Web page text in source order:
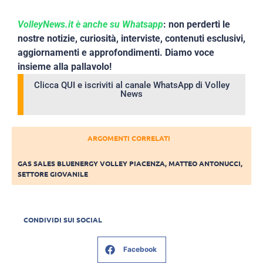
VolleyNews.it è anche su Whatsapp: non perderti le
nostre notizie, curiosità, interviste, contenuti esclusivi,
aggiornamenti e approfondimenti. Diamo voce
insieme alla pallavolo!
Clicca QUI e iscriviti al canale WhatsApp di Volley
News
ARGOMENTI CORRELATI
GAS SALES BLUENERGY VOLLEY PIACENZA,MATTEO ANTONUCCI,
SETTORE GIOVANILE
CONDIVIDI SUI SOCIAL
Facebook